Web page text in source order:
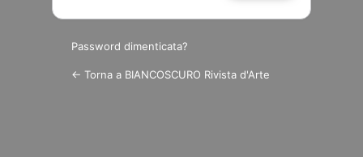
Password dimenticata?
← Torna a BIANCOSCURO Rivista d'Arte